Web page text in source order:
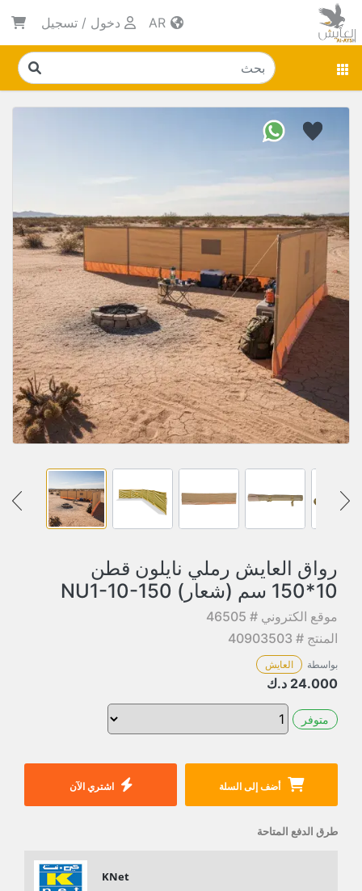
دخول / تسجيل
رواق العايش رملي نايلون قطن
10*150 سم (شعار) NU1-10-150
موقع الكتروني # 46505
المنتج # 40903503
بواسطة العايش
24.000 د.ك
متوفر
أضف إلى السلة اشتري الآن
طرق الدفع المتاحة
KNet